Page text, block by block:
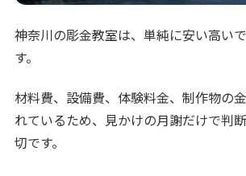
神奈川の彫金教室は、単純に安い高い
す。
材料費、設備費、体験料金、制作物の
れているため、見かけの月謝だけで判
切です。